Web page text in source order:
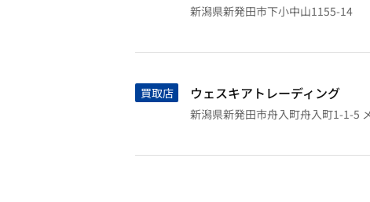
新潟県新発田市下小中山1155-14
買取店 ウェスキアトレーディング
新潟県新発田市舟入町舟入町1-1-5